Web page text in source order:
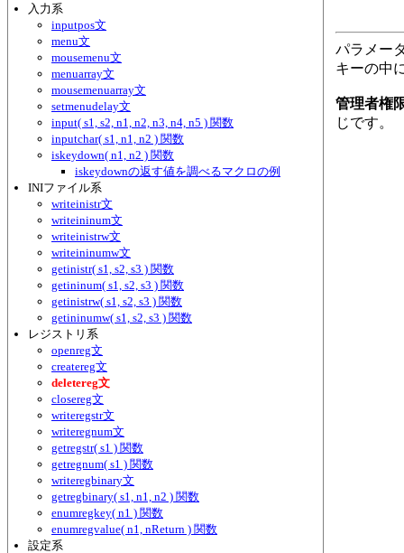
入力系
inputpos文
menu文
mousemenu文
menuarray文
mousemenuarray文
setmenudelay文
input( s1, s2, n1, n2, n3, n4, n5 ) 関数
inputchar( s1, n1, n2 ) 関数
iskeydown( n1, n2 ) 関数
iskeydownの返す値を調べるマクロの例
INIファイル系
writeinistr文
writeininum文
writeinistrw文
writeininumw文
getinistr( s1, s2, s3 ) 関数
getininum( s1, s2, s3 ) 関数
getinistrw( s1, s2, s3 ) 関数
getininumw( s1, s2, s3 ) 関数
レジストリ系
openreg文
createreg文
deletereg文
closereg文
writeregstr文
writeregnum文
getregstr( s1 ) 関数
getregnum( s1 ) 関数
writeregbinary文
getregbinary( s1, n1, n2 ) 関数
enumregkey( n1 ) 関数
enumregvalue( n1, nReturn ) 関数
設定系
パラメー
キーの中
管理者権
じです。